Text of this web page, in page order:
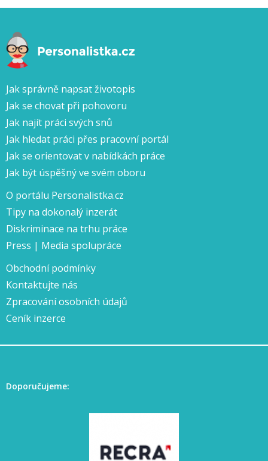
Jak správně napsat životopis
Jak se chovat při pohovoru
Jak najít práci svých snů
Jak hledat práci přes pracovní portál
Jak se orientovat v nabídkách práce
Jak být úspěšný ve svém oboru
O portálu Personalistka.cz
Tipy na dokonalý inzerát
Diskriminace na trhu práce
Press | Media spolupráce
Obchodní podmínky
Kontaktujte nás
Zpracování osobních údajů
Ceník inzerce
Doporučujeme: